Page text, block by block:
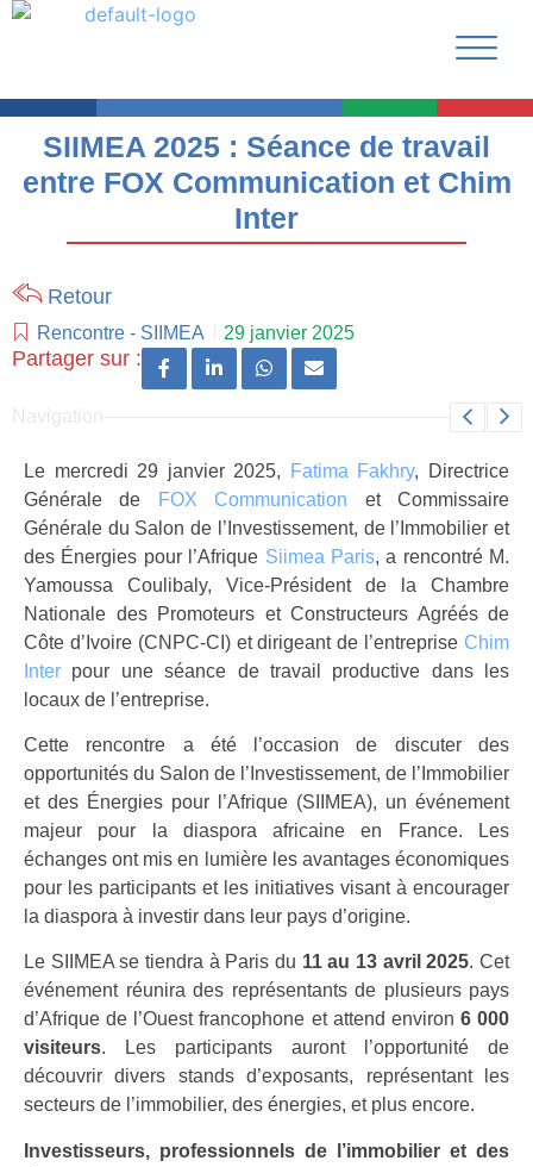
SIIMEA 2025 : Séance de travail
entre FOX Communication et Chim
Inter
Retour
Rencontre - SIIMEA 29 janvier 2025
Partager sur :
Le mercredi 29 janvier 2025, Fatima Fakhry, Directrice
Générale de
FOX Communication et Commissaire
Générale du Salon de l’Investissement, de l’Immobilier et
des Énergies pour l’Afrique Siimea Paris, a rencontré M.
Yamoussa Coulibaly, Vice-Président de la Chambre
Nationale des Promoteurs et Constructeurs Agréés de
Côte d’Ivoire (CNPC-CI) et dirigeant de l’entreprise Chim
Inter pour une séance de travail productive dans les
locaux de l’entreprise.
Cette rencontre a été l’occasion de discuter des
opportunités du Salon de l’Investissement, de l’Immobilier
et des Énergies pour l’Afrique (SIIMEA), un événement
majeur pour la diaspora africaine en France. Les
échanges ont mis en lumière les avantages économiques
pour les participants et les initiatives visant à encourager
la diaspora à investir dans leur pays d’origine.
Le SIIMEA se tiendra à Paris du 11 au 13 avril 2025. Cet
événement réunira des représentants de plusieurs pays
d’Afrique de l’Ouest francophone et attend environ 6 000
visiteurs. Les participants auront l’opportunité de
découvrir divers stands d’exposants, représentant les
secteurs de l’immobilier, des énergies, et plus encore.
Investisseurs, professionnels de l’immobilier et des